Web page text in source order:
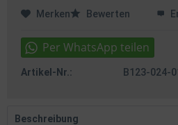
Merken Bewerten
Artikel-Nr.: B123-024-
Beschreibung